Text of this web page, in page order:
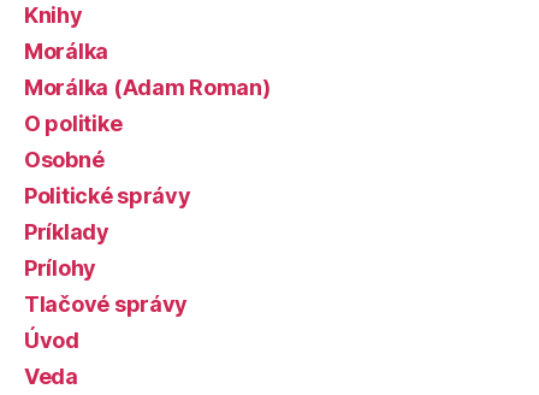
Knihy
Morálka
Morálka (Adam Roman)
O politike
Osobné
Politické správy
Príklady
Prílohy
Tlačové správy
Úvod
Veda